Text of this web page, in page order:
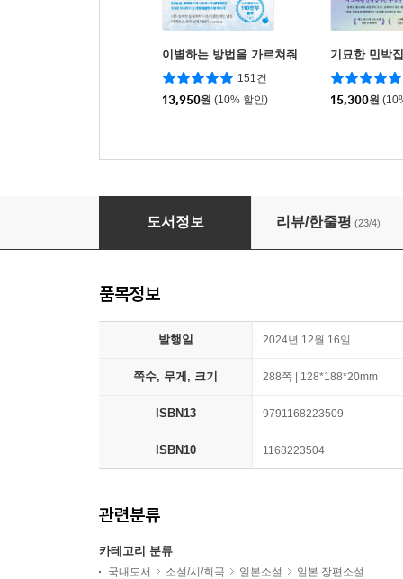
이별하는 방법을 가르쳐줘
151건
13,950원 (10% 할인)
기묘한 민박집
15,300원
요코하마 코인 세탁소
도서정보 리뷰/한줄평 (23/4)
품목정보
발행일 2024년 12월 16일
쪽수, 무게, 크기 288쪽 | 128*188*20mm
ISBN13 9791168223509
ISBN10 1168223504
관련분류
카테고리 분류
국내도서 소설/시/희곡 일본소설 일본 장편소설